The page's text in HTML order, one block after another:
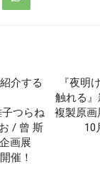
介する
つらね
/ 曾 斯
画展
催！
『夜明
触れる
複製原画
10